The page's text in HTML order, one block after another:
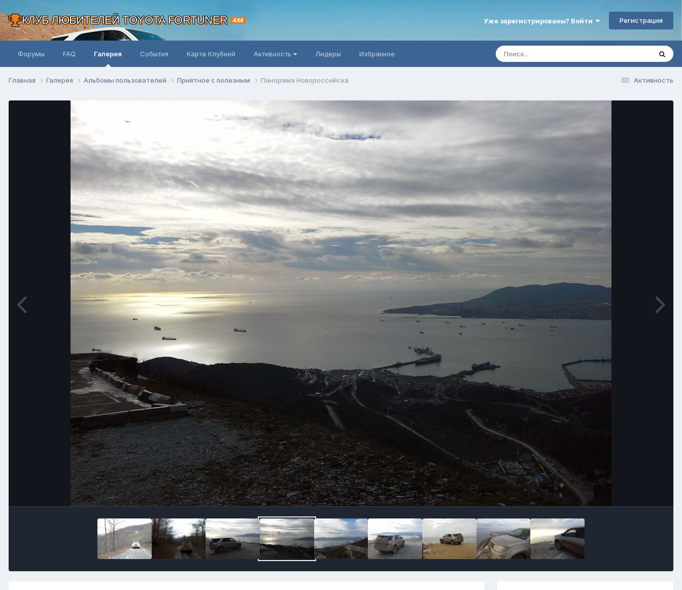
КЛУБ ЛЮБИТЕЛЕЙ TOYOTA FORTUNER 4X4 Уже зарегистрированы? Войти Регистрация
Форумы FAQ Галерея События Карта Клубней Активность Лидеры Избранное
Активность
Главная Галерея Альбомы пользователей Приятное с полезным Панорама Новороссийска